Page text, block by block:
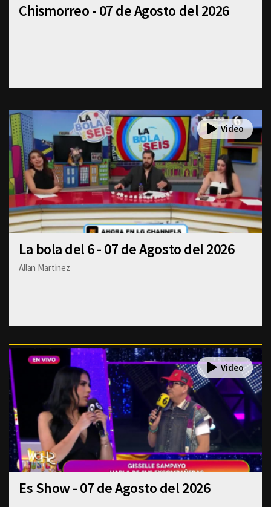
Chismorreo - 07 de Agosto del 2026
La bola del 6 - 07 de Agosto del 2026
Allan Martinez
Es Show - 07 de Agosto del 2026